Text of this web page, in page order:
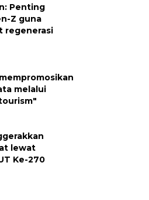
Penting
Z guna
regenerasi
melalui
lewat
Ke-270